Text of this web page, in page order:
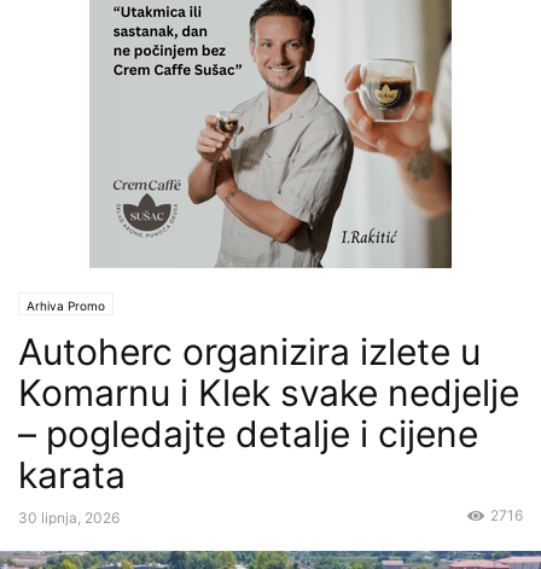
Arhiva Promo
Autoherc organizira izlete u
Komarnu i Klek svake nedjelje
– pogledajte detalje i cijene
karata
30 lipnja, 2026 2716